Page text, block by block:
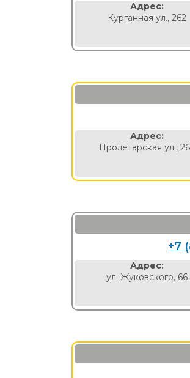
Адрес:
Курганная ул., 262
Адрес:
Пролетарская ул.,
+7
Адрес:
ул. Жуковского, 66